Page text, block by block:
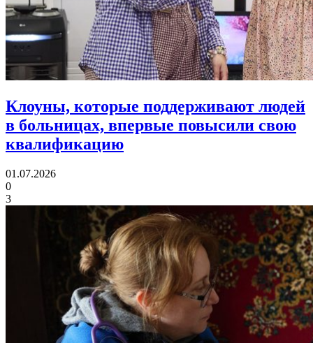
Клоуны, которые поддерживают людей
в больницах, впервые повысили свою
квалификацию
01.07.2026
0
3